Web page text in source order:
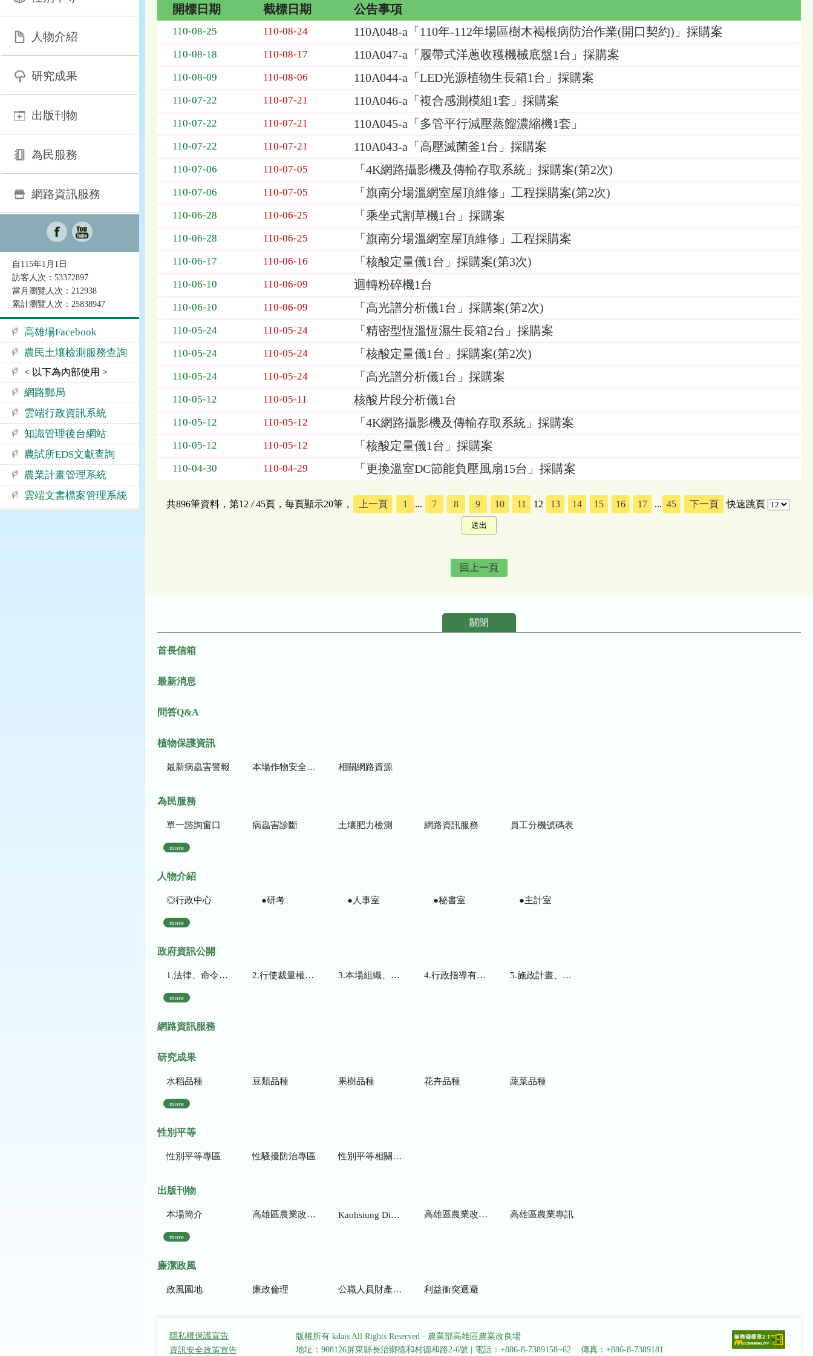
人物介紹
研究成果
出版刊物
為民服務
網路資訊服務
自115年1月1日
訪客人次：53372897
當月瀏覽人次：212938
累計瀏覽人次：25838947
高雄場Facebook
農民土壤檢測服務查詢
< 以下為內部使用 >
網路郵局
雲端行政資訊系統
知識管理後台網站
農試所EDS文獻查詢
農業計畫管理系統
雲端文書檔案管理系統
購
表，
位
為：
期、
標
開標日期 截標日期 公告事項
110-08-25 110-08-24 110A048-a「110年-112年場區樹木褐根病防治作業(開口契約)」採購案
110-08-18 110-08-17 110A047-a「履帶式洋蔥收穫機械底盤1台」採購案
110-08-09 110-08-06 110A044-a「LED光源植物生長箱1台」採購案
110-07-22 110-07-21 110A046-a「複合感測模組1套」採購案
110-07-22 110-07-21 110A045-a「多管平行減壓蒸餾濃縮機1套」
110-07-22 110-07-21 110A043-a「高壓滅菌釜1台」採購案
110-07-06 110-07-05 「4K網路攝影機及傳輸存取系統」採購案(第2次)
110-07-06 110-07-05 「旗南分場溫網室屋頂維修」工程採購案(第2次)
110-06-28 110-06-25 「乘坐式割草機1台」採購案
110-06-28 110-06-25 「旗南分場溫網室屋頂維修」工程採購案
110-06-17 110-06-16 「核酸定量儀1台」採購案(第3次)
110-06-10 110-06-09 迴轉粉碎機1台
110-06-10 110-06-09 「高光譜分析儀1台」採購案(第2次)
110-05-24 110-05-24 「精密型恆溫恆濕生長箱2台」採購案
110-05-24 110-05-24 「核酸定量儀1台」採購案(第2次)
110-05-24 110-05-24 「高光譜分析儀1台」採購案
110-05-12 110-05-11 核酸片段分析儀1台
110-05-12 110-05-12 「4K網路攝影機及傳輸存取系統」採購案
110-05-12 110-05-12 「核酸定量儀1台」採購案
110-04-30 110-04-29 「更換溫室DC節能負壓風扇15台」採購案
共896筆資料，第12 /45頁，每頁顯示20筆， 上一頁 1 ... 7 8 9 10 11 12 13 14 15 16 17 ... 45 下一頁 快速跳頁
回上一頁
關閉
首長信箱
最新消息
問答Q&A
植物保護資訊
最新病蟲害警報 本場作物安全用藥資訊 相關網路資源
為民服務
單一諮詢窗口 病蟲害診斷 土壤肥力檢測 網路資訊服務 員工分機號碼表
more
人物介紹
◎行政中心 ●研考 ●人事室 ●秘書室 ●主計室
more
政府資訊公開
1.法律、命令、法規命令 2.行使裁量權而訂頒之解釋性規定及裁量基準 3.本場組織、職掌及聯絡資訊 4.行政指導有關文書 5.施政計畫、業務統計及研究報告
more
網路資訊服務
研究成果
水稻品種 豆類品種 果樹品種 花卉品種 蔬菜品種
more
性別平等
性別平等專區 性騷擾防治專區 性別平等相關網站
出版刊物
本場簡介 高雄區農業改良場研究彙報 Kaohsiung District Agricultural Research and Extension Station 高雄區農業改良場年報 高雄區農業專訊
more
廉潔政風
政風園地 廉政倫理 公職人員財產申報 利益衝突迴避
隱私權保護宣告
資訊安全政策宣告
版權所有 kdais All Rights Reserved - 農業部高雄區農業改良場
地址：908126屏東縣長治鄉德和村德和路2-6號
電話：+886-8-7389158~62 傳真：+886-8-7389181